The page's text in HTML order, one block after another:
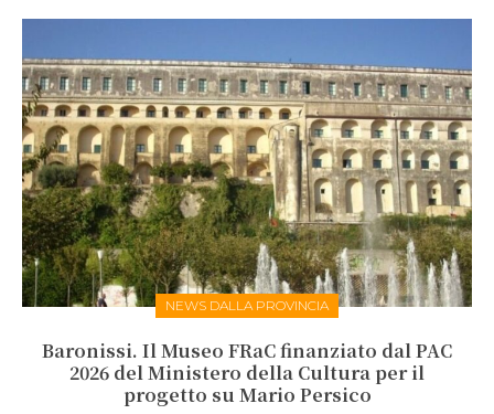
NEWS DALLA PROVINCIA
Baronissi. Il Museo FRaC finanziato dal PAC
2026 del Ministero della Cultura per il
progetto su Mario Persico